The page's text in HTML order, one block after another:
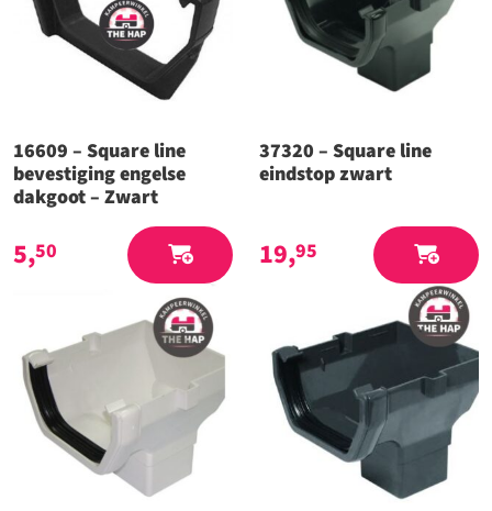
16609 – Square line
bevestiging engelse
dakgoot – Zwart
5,50
37320 – Square line
eindstop zwart
19,95